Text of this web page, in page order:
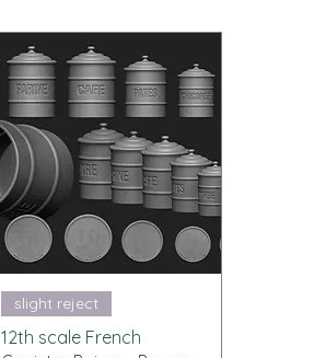
Snabbvisning
slight reject
12th scale French